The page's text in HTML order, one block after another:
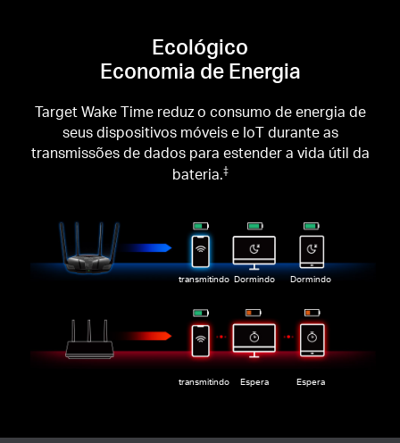
Ecológico
Economia de Energia
Target Wake Time reduz o consumo de energia de
seus dispositivos móveis e IoT durante as
transmissões de dados para estender a vida útil da
bateria.‡
transmitindo Dormindo Dormindo
transmitindo Espera Espera